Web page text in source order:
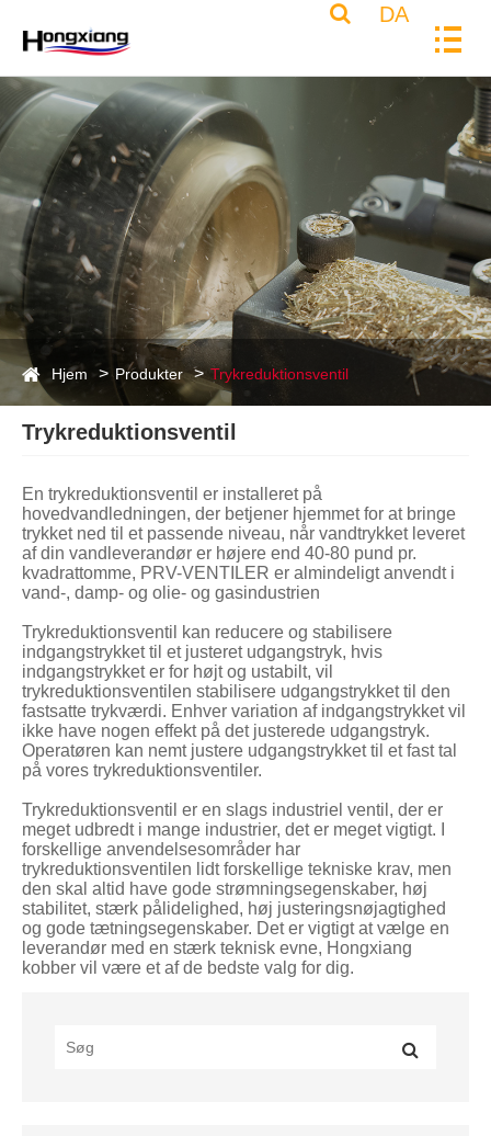
DA
Hjem Produkter Trykreduktionsventil
Trykreduktionsventil
En trykreduktionsventil er installeret på
hovedvandledningen, der betjener hjemmet for at bringe
trykket ned til et passende niveau, når vandtrykket leveret
af din vandleverandør er højere end 40-80 pund pr.
kvadrattomme, PRV-VENTILER er almindeligt anvendt i
vand-, damp- og olie- og gasindustrien
Trykreduktionsventil kan reducere og stabilisere
indgangstrykket til et justeret udgangstryk, hvis
indgangstrykket er for højt og ustabilt, vil
trykreduktionsventilen stabilisere udgangstrykket til den
fastsatte trykværdi. Enhver variation af indgangstrykket vil
ikke have nogen effekt på det justerede udgangstryk.
Operatøren kan nemt justere udgangstrykket til et fast tal
på vores trykreduktionsventiler.
Trykreduktionsventil er en slags industriel ventil, der er
meget udbredt i mange industrier, det er meget vigtigt. I
forskellige anvendelsesområder har
trykreduktionsventilen lidt forskellige tekniske krav, men
den skal altid have gode strømningsegenskaber, høj
stabilitet, stærk pålidelighed, høj justeringsnøjagtighed
og gode tætningsegenskaber. Det er vigtigt at vælge en
leverandør med en stærk teknisk evne, Hongxiang
kobber vil være et af de bedste valg for dig.